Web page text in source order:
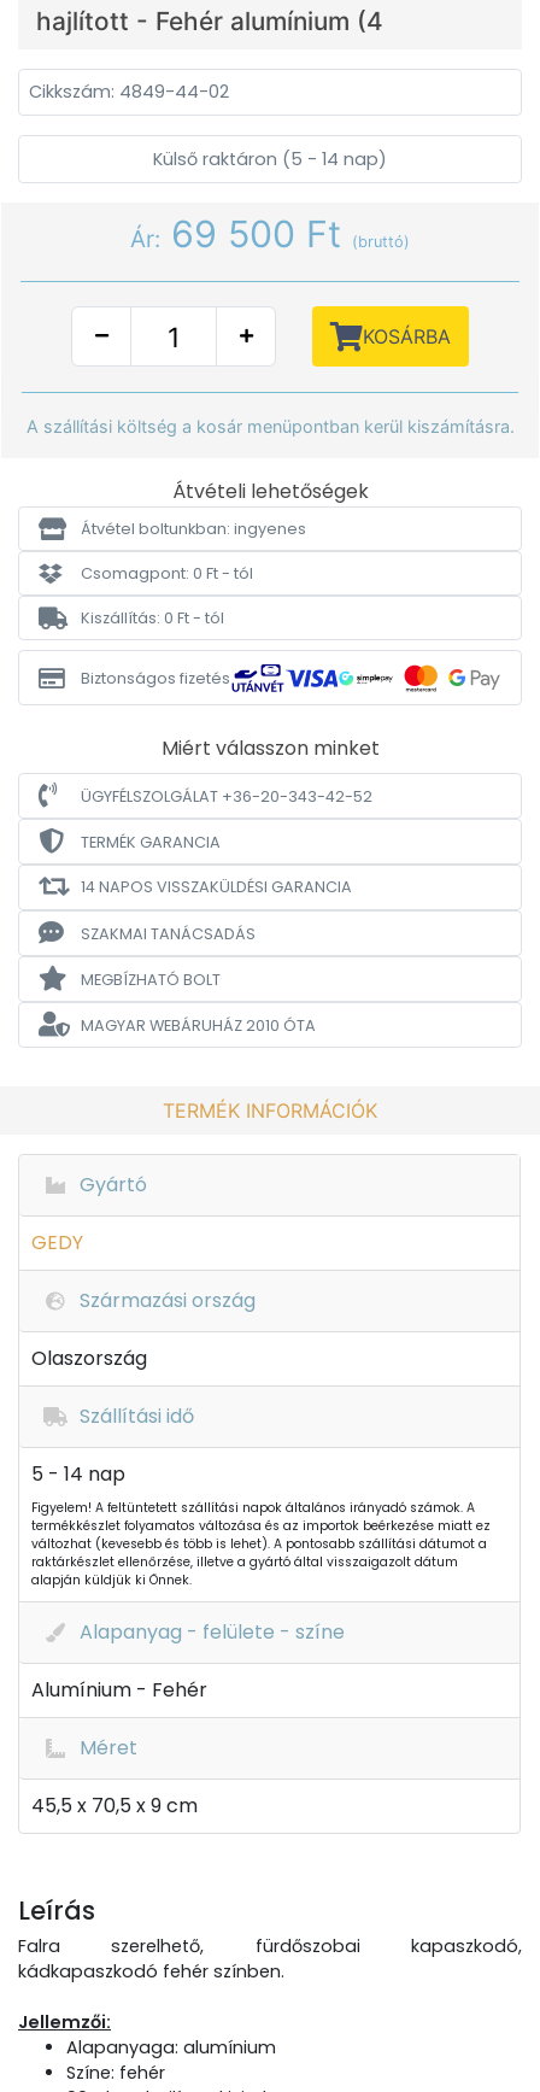
hajlított - Fehér alumínium (4
Cikkszám: 4849-44-02
Külső raktáron (5 - 14 nap)
Ár: 69 500 Ft (bruttó)
KOSÁRBA
A szállítási költség a kosár menüpontban kerül kiszámításra.
Átvételi lehetőségek
Átvétel boltunkban: ingyenes
Csomagpont: 0 Ft - tól
Kiszállítás: 0 Ft - tól
Biztonságos fizetés
Miért válasszon minket
ÜGYFÉLSZOLGÁLAT +36-20-343-42-52
TERMÉK GARANCIA
14 NAPOS VISSZAKÜLDÉSI GARANCIA
SZAKMAI TANÁCSADÁS
MEGBÍZHATÓ BOLT
MAGYAR WEBÁRUHÁZ2010 ÓTA
TERMÉK INFORMÁCIÓK
Gyártó
GEDY
Származási ország
Olaszország
Szállítási idő
5 - 14 nap
Figyelem! A feltüntetett szállítási napok általános irányadó számok. A
termékkészlet folyamatos változása és az importok beérkezése miatt ez
változhat (kevesebb és több is lehet). A pontosabb szállítási dátumot a
raktárkészlet ellenőrzése, illetve a gyártó által visszaigazolt dátum
alapján küldjük ki Önnek.
Alapanyag - felülete - színe
Alumínium - Fehér
Méret
45,5 x 70,5 x 9 cm
Leírás
Falra szerelhető, fürdőszobai kapaszkodó,
kádkapaszkodó fehér színben.
Jellemzői:
Alapanyaga: alumínium
Színe: fehér